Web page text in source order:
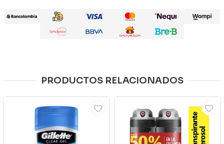
PRODUCTOS RELACIONADOS